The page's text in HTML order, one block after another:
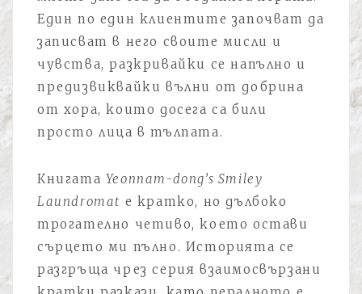
Един по един клиентите започват да
записват в него своите мисли и
чувства, разкривайки се напълно и
предизвиквайки вълни от добрина
от хора, които досега са били
просто лица в тълпата.
Книгата Yeonnam-dong’s Smiley
Laundromat е кратко, но дълбоко
трогателно четиво, което остави
сърцето ми пълно. Историята се
разгръща чрез серия взаимосвързани